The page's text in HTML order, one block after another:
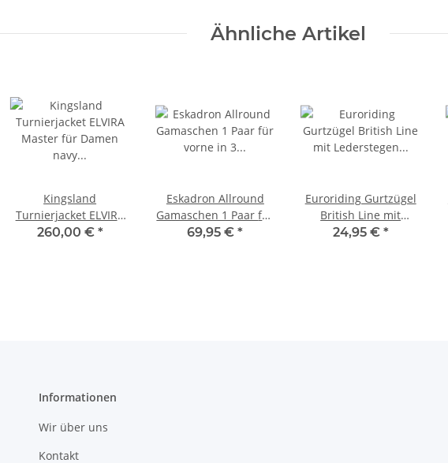
Ähnliche Artikel
Kingsland
Turnierjacket ELVIRA
Master für Damen
260,00 € *
Eskadron Allround
Gamaschen 1 Paar für
vorne in 3 Farben
69,95 €*
Euroriding Gurtzügel
British Line mit
Lederstegen Zügel
24,95 € *
Informationen
Wir über uns
Kontakt